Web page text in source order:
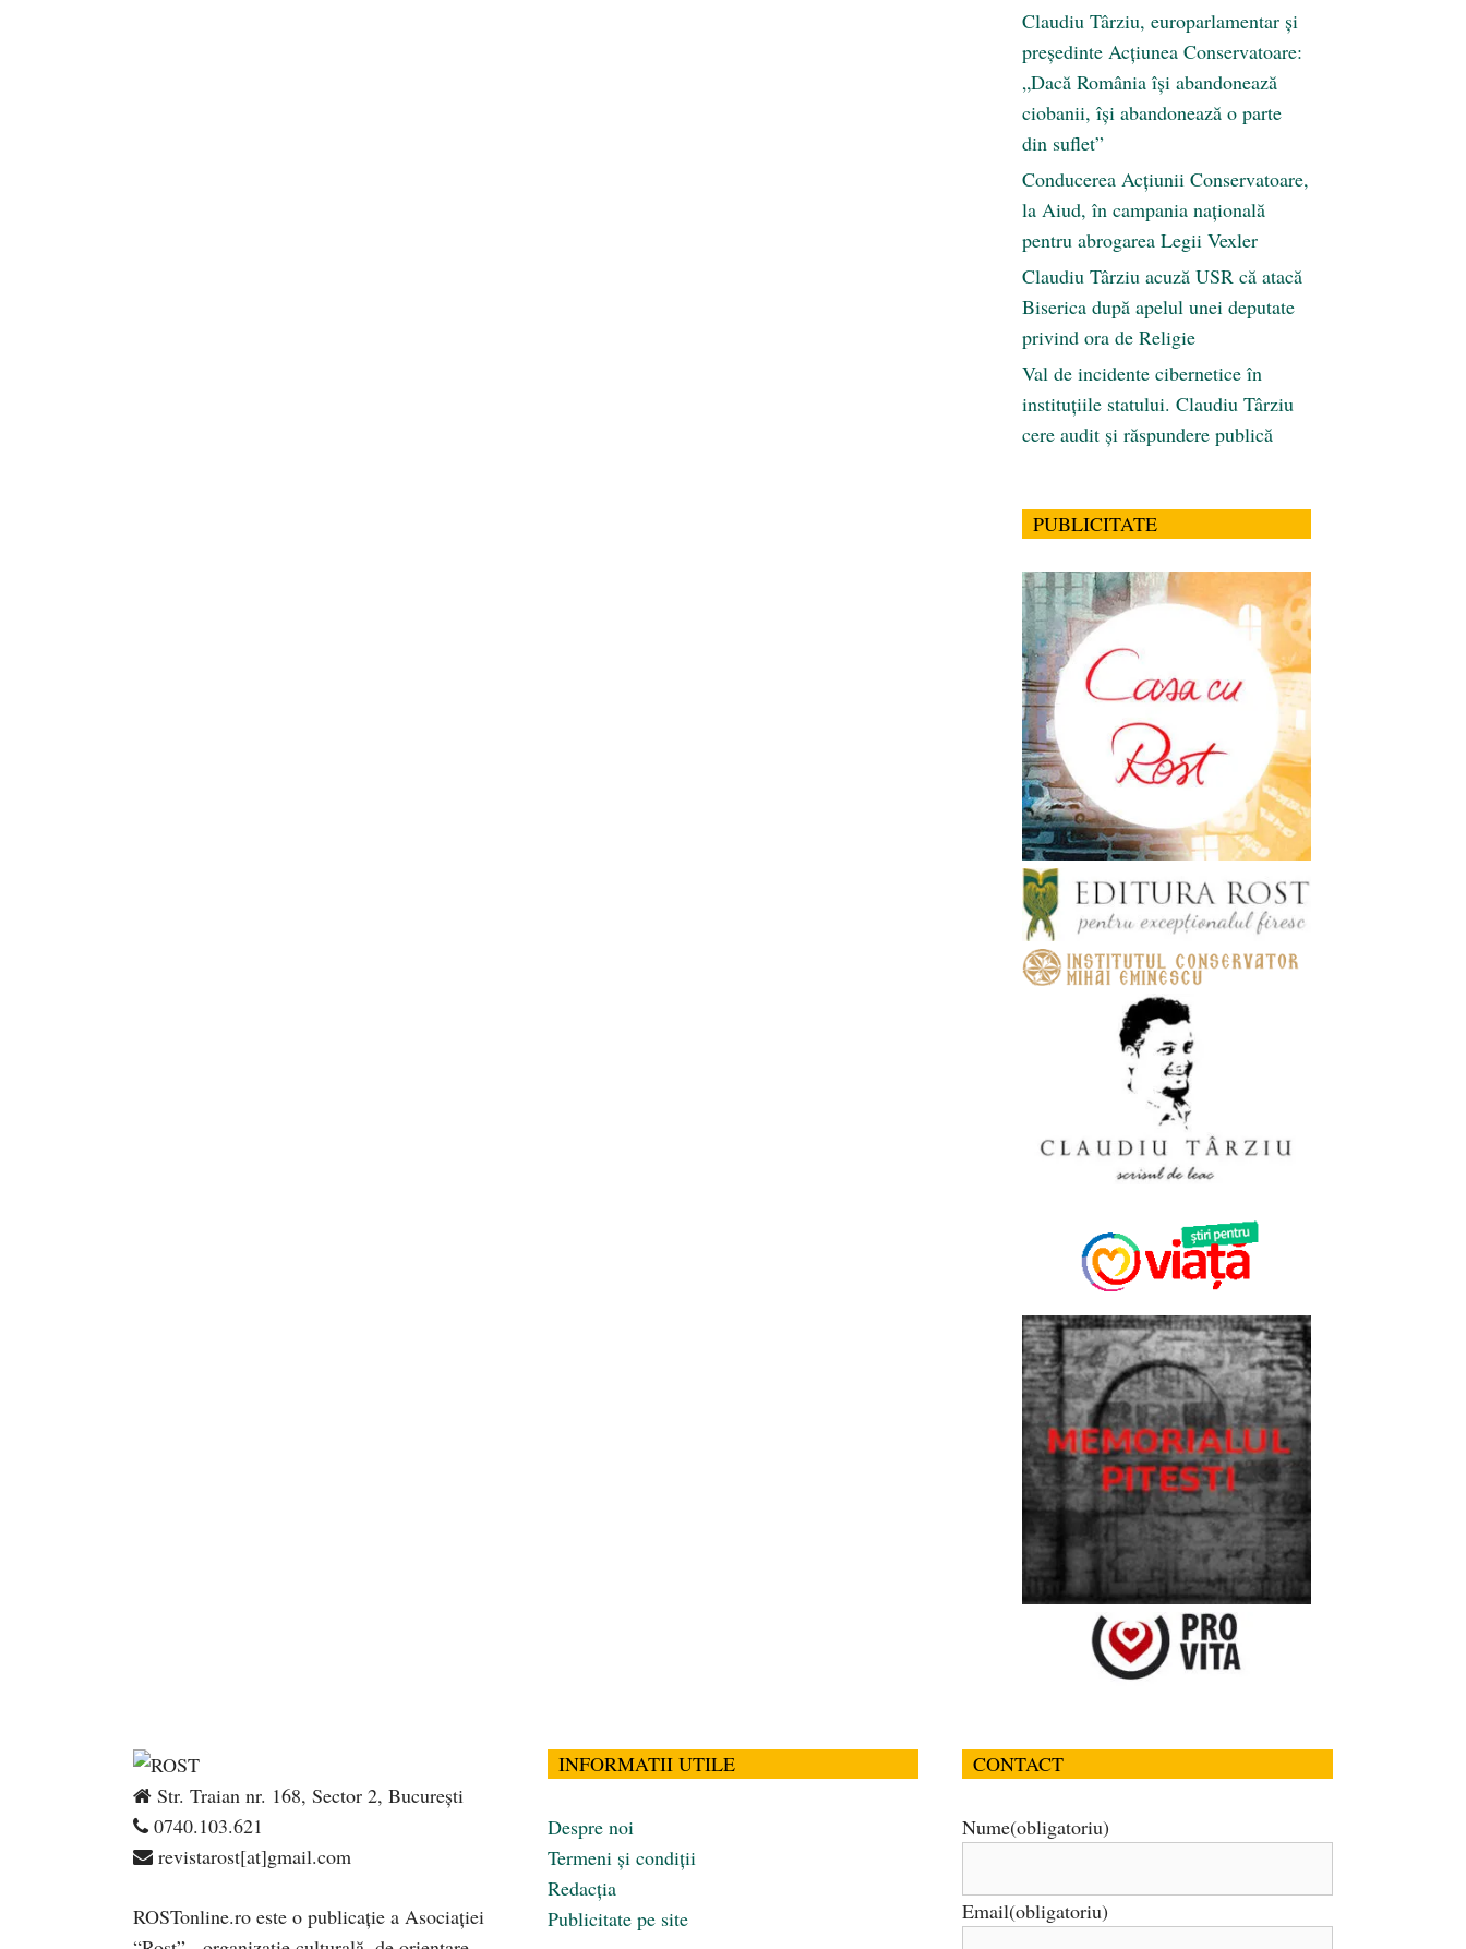
Claudiu Târziu, europarlamentar și
președinte Acțiunea Conservatoare:
„Dacă România își abandonează
ciobanii, își abandonează o parte
din suflet”
Conducerea Acțiunii Conservatoare,
la Aiud, în campania națională
pentru abrogarea Legii Vexler
Claudiu Târziu acuză USR că atacă
Biserica după apelul unei deputate
privind ora de Religie
Val de incidente cibernetice în
instituțiile statului. Claudiu Târziu
cere audit și răspundere publică
PUBLICITATE
Str. Traian nr. 168, Sector 2, București
0740.103.621
revistarost[at]gmail.com
ROSTonline.ro este o publicaţie a Asociaţiei
INFORMATII UTILE
Despre noi
Termeni și condiții
Redacția
Publicitate pe site
CONTACT
Nume(obligatoriu)
Email(obligatoriu)